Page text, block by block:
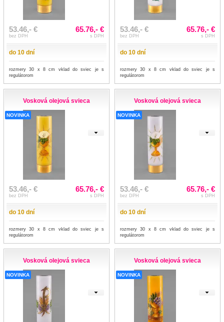
53.46,- €
bez DPH
65.76,- €
s DPH
do 10 dní
rozmery 30 x 8 cm vklad do sviec je s
regulátorom
53.46,- €
bez DPH
65.76,- €
s DPH
do 10 dní
rozmery 30 x 8 cm vklad do sviec je s
regulátorom
Vosková olejová svieca
NOVINKA
53.46,- €
bez DPH
65.76,- €
s DPH
do 10 dní
rozmery 30 x 8 cm vklad do sviec je s
regulátorom
Vosková olejová svieca
NOVINKA
53.46,- €
bez DPH
65.76,- €
s DPH
do 10 dní
rozmery 30 x 8 cm vklad do sviec je s
regulátorom
Vosková olejová svieca
NOVINKA
Vosková olejová svieca
NOVINKA